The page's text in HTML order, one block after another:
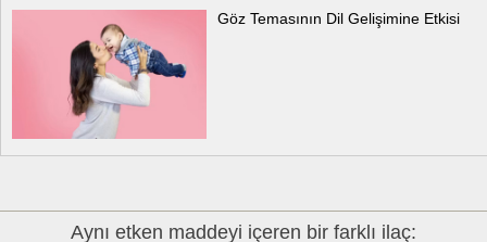
Göz Temasının Dil Gelişimine Etkisi
Aynı etken maddeyi içeren bir farklı ilaç: